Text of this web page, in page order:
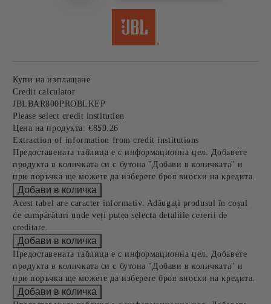
Купи на изплащане
Credit calculator
JBLBAR800PROBLKEP
Please select credit institution
Цена на продукта: €859.26
Extraction of information from credit institutions
Предоставената таблица е с информационна цел. Добавете
продукта в количката си с бутона "Добави в количката" и
при поръчка ще можете да изберете броя вноски на кредита.
Acest tabel are caracter informativ. Adăugați produsul în coșul
de cumpărături unde veți putea selecta detaliile cererii de
creditare.
Предоставената таблица е с информационна цел. Добавете
продукта в количката си с бутона "Добави в количката" и
при поръчка ще можете да изберете броя вноски на кредита.